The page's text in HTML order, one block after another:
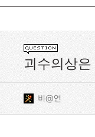
괴수의상
비@연